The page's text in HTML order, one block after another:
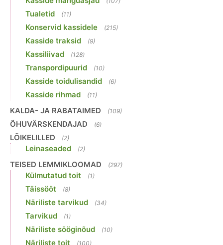
Tualetid (11)
Konservid kassidele (215)
Kasside traksid (9)
Kassiliivad (128)
Transpordipuurid (10)
Kasside toidulisandid (6)
Kasside rihmad (11)
KALDA- JA RABATAIMED (109)
ÕHUVÄRSKENDAJAD (6)
LÕIKELILLED (2)
Leinaseaded (2)
TEISED LEMMIKLOOMAD (297)
Külmutatud toit (1)
Täissööt (8)
Näriliste tarvikud (34)
Tarvikud (1)
Näriliste sööginõud (10)
Näriliste toit (100)